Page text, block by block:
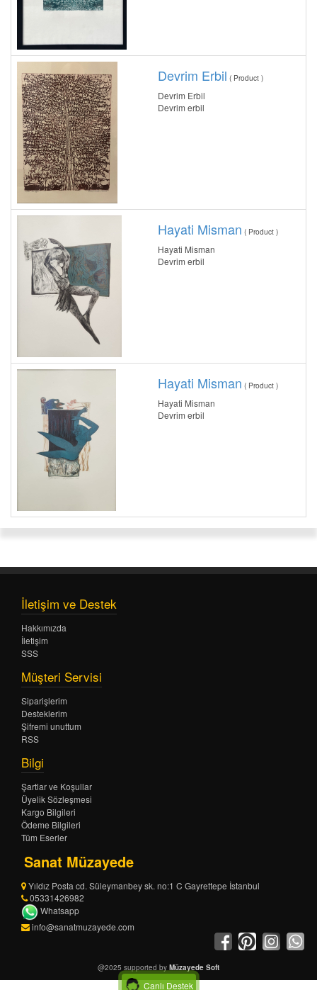
Devrim Erbil ( Product )
Devrim Erbil
Devrim erbil
Hayati Misman ( Product )
Hayati Misman
Devrim erbil
Hayati Misman ( Product )
Hayati Misman
Devrim erbil
İletişim ve Destek
Hakkımızda
İletişim
SSS
Müşteri Servisi
Siparişlerim
Desteklerim
Şifremi unuttum
RSS
Bilgi
Şartlar ve Koşullar
Üyelik Sözleşmesi
Kargo Bilgileri
Ödeme Bilgileri
Tüm Eserler
Sanat Müzayede
Yıldız Posta cd. Süleymanbey sk. no:1 C Gayrettepe İstanbul
05331426982
Whatsapp
info@sanatmuzayede.com
Canlı Destek
@2025 supported by Müzayede Soft